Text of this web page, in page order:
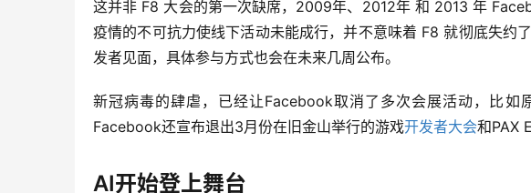
这并非 F8 大会的第一次缺席，2009年、2012年 和 2013 年
疫情的不可抗力使线下活动未能成行，并不意味着 F8 就彻底失约
发者见面，具体参与方式也会在未来几周公布。
新冠病毒的肆虐，已经让Facebook取消了多次会展活动，比
Facebook还宣布退出3月份在旧金山举行的游戏开发者大会和PAX
AI开始登上舞台